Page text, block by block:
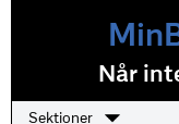
Når
Sektioner